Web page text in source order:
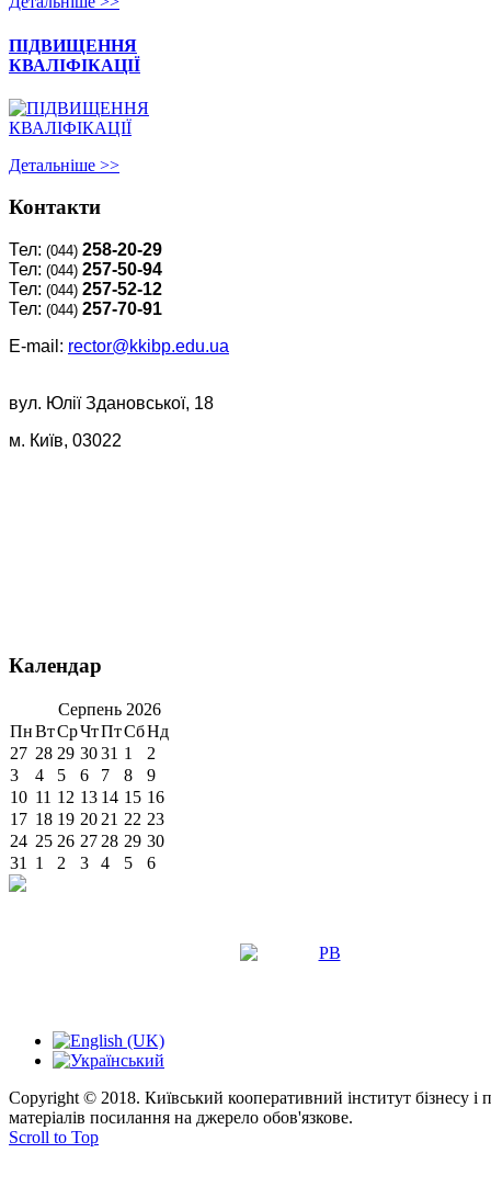
ПІДВИЩЕННЯ
КВАЛІФІКАЦІЇ
Детальнiше >>
Контакти
Тел: (044) 258-20-29
Тел: (044) 257-50-94
Тел: (044) 257-52-12
Тел: (044) 257-70-91
E-mail: rector@kkibp.edu.ua
вул. Юлії Здановської, 18
м. Київ, 03022
Календар
Серпень 2026
ПнВтСрЧтПтСбНд
27 28 29 3031 1
2
3
4 5 6 7 8
9
10 11 12 13 14 15 16
17 18 19 20 21 22 23
24 25 26 27 28 29 30
31
1 2 3 4 5 6
Copyright © 2018. Київський кооперативний інститут бізнесу
матеріалів посилання на джерело обов'язкове.
Scroll to Top